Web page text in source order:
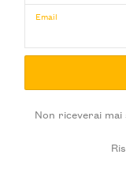
/ per
Email
Non riceverai